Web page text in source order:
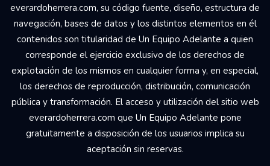
everardoherrera.com, su código fuente, diseño, estructura de
navegación, bases de datos y los distintos elementos en él
contenidos son titularidad de Un Equipo Adelante a quien
corresponde el ejercicio exclusivo de los derechos de
explotación de los mismos en cualquier forma y, en especial,
los derechos de reproducción, distribución, comunicación
pública y transformación. El acceso y utilización del sitio web
everardoherrera.com que Un Equipo Adelante pone
gratuitamente a disposición de los usuarios implica su
aceptación sin reservas.